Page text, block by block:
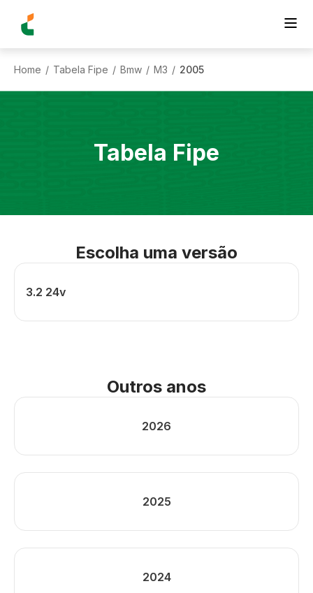
Home / Tabela Fipe / Bmw / M3 / 2005
Tabela Fipe
Escolha uma versão
3.2 24v
Outros anos
2026
2025
2024